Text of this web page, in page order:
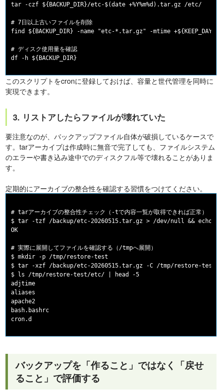
tar -czf ${BACKUP_DIR}/etc-$(date +%Y%m%d).tar.gz /etc/
# 7日以上古いファイルを削除
find ${BACKUP_DIR} -name "etc-*.tar.gz" -mtime
# ディスク使用量を確認
このスクリプトをcronに登録しておけば、容量と世代管理を同時に
実現できます。
3. リストアしたらファイルが壊れていた
要注意なのが、バックアップファイル自体が破損しているケースで
す。tarアーカイブは作成時に無音で完了しても、ファイルシステム
のエラーや書き込み途中でのディスクフル等で壊れることがありま
す。
定期的にアーカイブの整合性を確認する習慣をつけてください。
# tarアーカイブの整合性チェック（-tで内容一覧が取得できれば正常）
$ tar -tzf /backup/etc-20260515.tar.gz > /dev/null && echo "OK"
OK
# 実際に展開してファイルを確認する（/tmpへ展開）
$ mkdir -p /tmp/restore-test
$ tar -xzf /backup/etc-20260515.tar.gz -C /tmp/restore-test/
$ ls /tmp/restore-test/etc/ | head -5
adjtime
aliases
apache2
bash.bashrc
バックアップを「作ること」ではなく「戻せ
ること」で評価する